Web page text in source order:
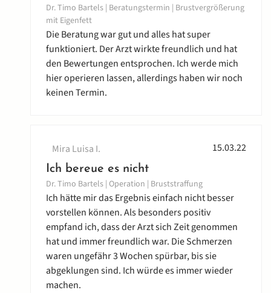
Dr. Timo Bartels | Beratungstermin | Brustvergrößerung
mit Eigenfett
Die Beratung war gut und alles hat super
funktioniert. Der Arzt wirkte freundlich und hat
den Bewertungen entsprochen. Ich werde mich
hier operieren lassen, allerdings haben wir noch
keinen Termin.
Mira Luisa I. 15.03.22
Ich bereue es nicht
Dr. Timo Bartels | Operation | Bruststraffung
Ich hätte mir das Ergebnis einfach nicht besser
vorstellen können. Als besonders positiv
empfand ich, dass der Arzt sich Zeit genommen
hat und immer freundlich war. Die Schmerzen
waren ungefähr 3 Wochen spürbar, bis sie
abgeklungen sind. Ich würde es immer wieder
machen.